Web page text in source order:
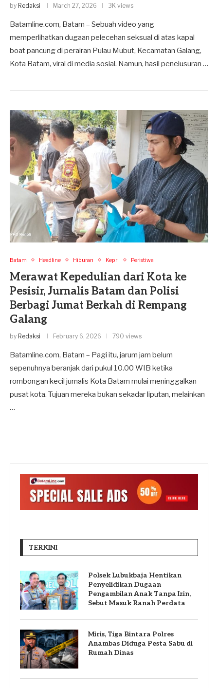
by Redaksi March 27, 2026 3K views
Batamline.com, Batam – Sebuah video yang
memperlihatkan dugaan pelecehan seksual di atas kapal
boat pancung di perairan Pulau Mubut, Kecamatan Galang,
Kota Batam, viral di media sosial. Namun, hasil penelusuran …
Batam Headline Hiburan Kepri Peristiwa
Merawat Kepedulian dari Kota ke
Pesisir, Jurnalis Batam dan Polisi
Berbagi Jumat Berkah di Rempang
Galang
by Redaksi February 6, 2026 790 views
Batamline.com, Batam – Pagi itu, jarum jam belum
sepenuhnya beranjak dari pukul 10.00 WIB ketika
rombongan kecil jurnalis Kota Batam mulai meninggalkan
pusat kota. Tujuan mereka bukan sekadar liputan, melainkan
…
TERKINI
Polsek Lubukbaja Hentikan
Penyelidikan Dugaan
Pengambilan Anak Tanpa Izin,
Sebut Masuk Ranah Perdata
Miris, Tiga Bintara Polres
Anambas Diduga Pesta Sabu di
Rumah Dinas